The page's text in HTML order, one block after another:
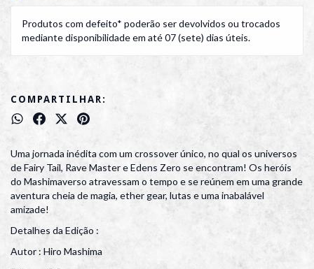
Produtos com defeito* poderão ser devolvidos ou trocados
mediante disponibilidade em até 07 (sete) dias úteis.
COMPARTILHAR:
Uma jornada inédita com um crossover único, no qual os universos
de Fairy Tail, Rave Master e Edens Zero se encontram! Os heróis
do Mashimaverso atravessam o tempo e se reúnem em uma grande
aventura cheia de magia, ether gear, lutas e uma inabalável
amizade!
Detalhes da Edição :
Autor : Hiro Mashima